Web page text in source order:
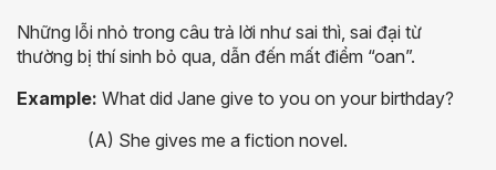
Những lỗi nhỏ trong câu trả lời như sai thì, sai đại từ
thường bị thí sinh bỏ qua, dẫn đến mất điểm “oan”.
Example: What did Jane give to you on your birthday?
(A) She gives me a fiction novel.